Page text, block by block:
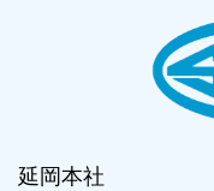
延岡本社